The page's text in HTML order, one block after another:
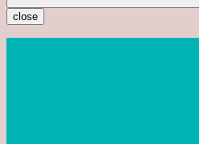
close